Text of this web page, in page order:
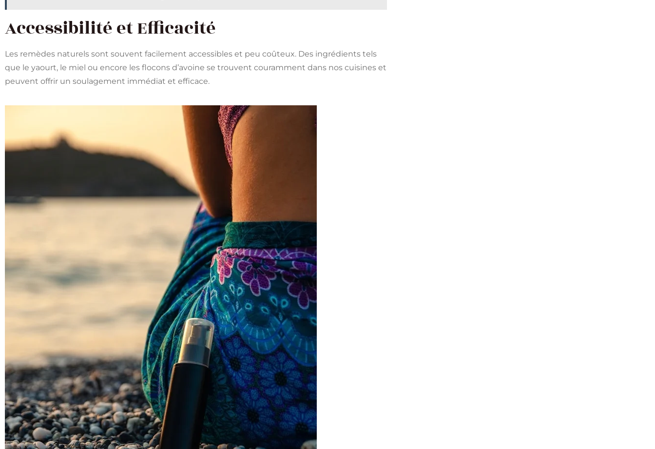
Accessibilité et Efficacité
Les remèdes naturels sont souvent facilement accessibles et peu coûteux. Des ingrédients tels
que le yaourt, le miel ou encore les flocons d’avoine se trouvent couramment dans nos cuisines et
peuvent offrir un soulagement immédiat et efficace​.